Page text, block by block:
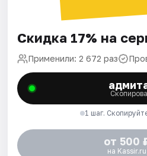
Скидка 17% на
Применили: 2 672 раз
1 шаг.
от 500
на Kassir.ru